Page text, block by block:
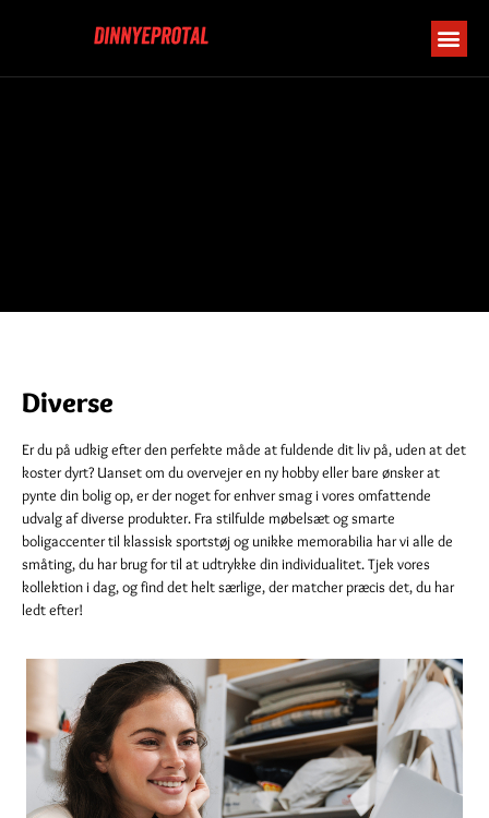
Diverse
Er du på udkig efter den perfekte måde at fuldende dit liv på, uden at det
koster dyrt? Uanset om du overvejer en ny hobby eller bare ønsker at
pynte din bolig op, er der noget for enhver smag i vores omfattende
udvalg af diverse produkter. Fra stilfulde møbelsæt og smarte
boligaccenter til klassisk sportstøj og unikke memorabilia har vi alle de
småting, du har brug for til at udtrykke din individualitet. Tjek vores
kollektion i dag, og find det helt særlige, der matcher præcis det, du har
ledt efter!